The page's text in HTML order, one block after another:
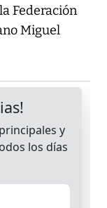
Federación
Miguel